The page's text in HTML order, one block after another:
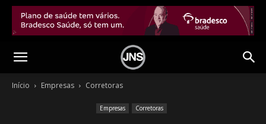
Início Empresas Corretoras
Empresas Corretoras